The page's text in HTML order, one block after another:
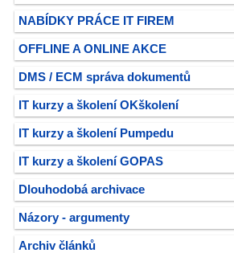
NABÍDKY PRÁCE IT FIREM
OFFLINE A ONLINE AKCE
DMS / ECM správa dokumentů
IT kurzy a školení OKškolení
IT kurzy a školení Pumpedu
IT kurzy a školení GOPAS
Dlouhodobá archivace
Názory - argumenty
Archiv článků